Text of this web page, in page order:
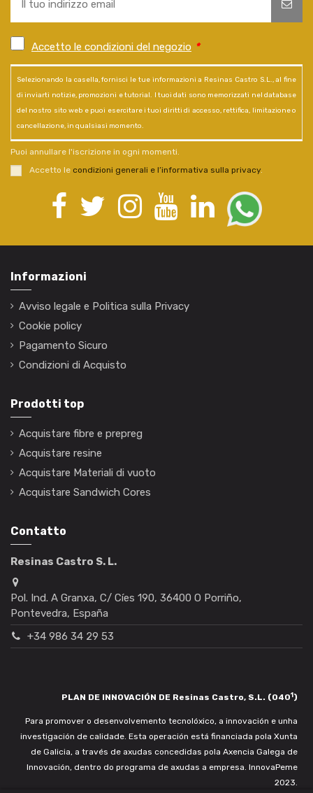
Accetto le condizioni del negozio *
Selezionando la casella, fornisci le tue informazioni a Resinas Castro S.L., al fine
di inviarti notizie, promozioni e tutorial. I tuoi dati sono memorizzati nel database
del nostro sito web e puoi esercitare i tuoi diritti di accesso, rettifica, limitazione o
cancellazione, in qualsiasi momento.
Puoi annullare l'iscrizione in ogni momenti.
Accetto le condizioni generali e l’informativa sulla privacy.
Informazioni
Avviso legale e Politica sulla Privacy
Cookie policy
Pagamento Sicuro
Condizioni di Acquisto
Prodotti top
Acquistare fibre e prepreg
Acquistare resine
Acquistare Materiali di vuoto
Acquistare Sandwich Cores
Contatto
Resinas Castro S. L.
Pol. Ind. A Granxa, C/ Cíes 190, 36400 O Porriño,
Pontevedra, España
+34 986 34 29 53
PLAN DE INNOVACIÓN DE Resinas Castro, S.L. (0401)
Para promover o desenvolvemento tecnolóxico, a innovación e unha
investigación de calidade. Esta operación está financiada pola Xunta
de Galicia, a través de axudas concedidas pola Axencia Galega de
Innovación, dentro do programa de axudas a empresa. InnovaPeme
2023.